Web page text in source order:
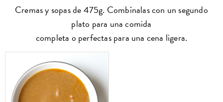
Cremas y sopas de 475g. Combínalas con un segundo
plato para una comida
completa o perfectas para una cena ligera.